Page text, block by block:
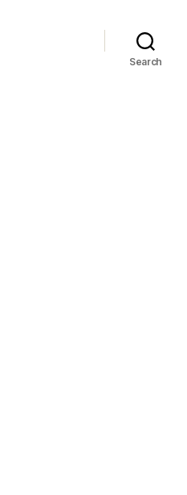
Search